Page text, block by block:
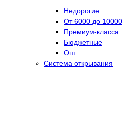
Недорогие
От 6000 до 10000
Премиум-класса
Бюджетные
Опт
Система открывания